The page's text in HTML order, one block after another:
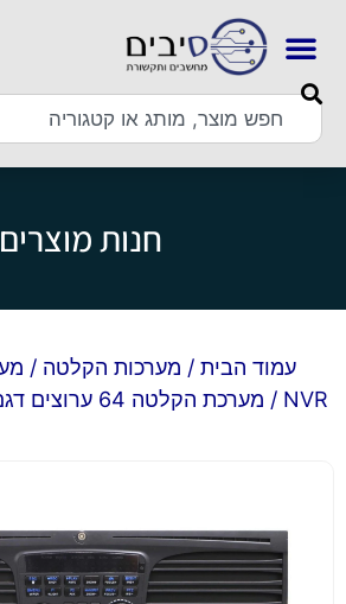
חנות מוצרים
עמוד הבית / מערכות הקלטה /
NVR / מערכת הקלטה 64 ערוצים דגם DS-9664NI-I16